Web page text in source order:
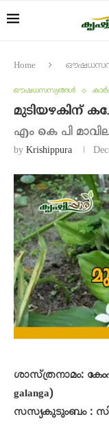
Home
ഔഷധസസ്യങ്ങൾ
മുടിയഴകിന്
എം കെ പി
by Krishippura
ശാസ്ത്രനാമം:
galanga)
സസ്യകുടുംബം :